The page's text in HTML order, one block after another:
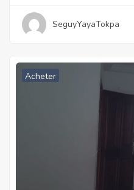
SeguyYayaTokpa
Acheter